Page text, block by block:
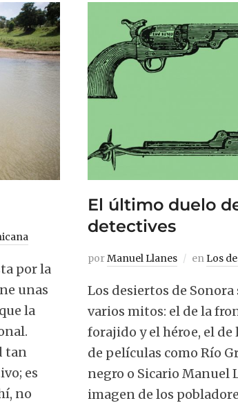
por la
unas
la
tan
es
no
El último duelo
detectives
porManuel Llanes enLos
Los desiertos de
varios mitos: el de la
forajido y el héroe, el
de películas como Río
negro o Sicario Manuel
imagen de los